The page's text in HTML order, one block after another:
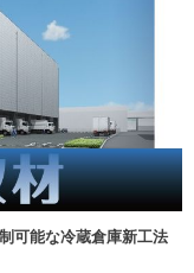
可能な冷蔵倉庫新工法